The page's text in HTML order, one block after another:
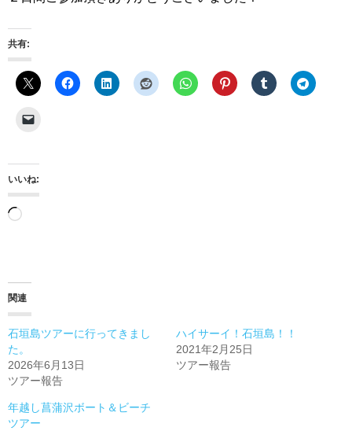
共有:
いいね:
読
み
中…
関連
石垣島ツアーに行ってきまし
た。
2026年6月13日
ツアー報告
ハイサーイ！石垣島！！
2021年2月25日
ツアー報告
年越し菖蒲沢ボート＆ビーチ
ツアー